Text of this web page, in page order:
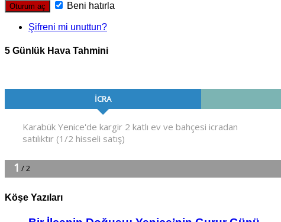
Beni hatırla
Şifreni mi unuttun?
5 Günlük Hava Tahmini
Köşe Yazıları